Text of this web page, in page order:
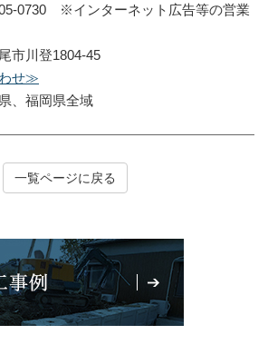
0730 ※インターネット広告等の営業
市川登1804-45
せ≫
、福岡県全域
一覧ページに戻る